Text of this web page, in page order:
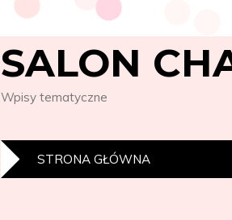
SALON
Wpisy tematyczne
STRONA GŁÓWNA